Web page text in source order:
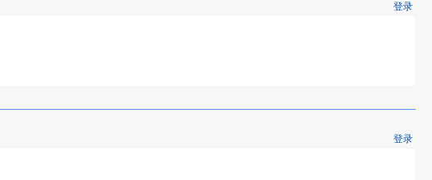
登录
登录